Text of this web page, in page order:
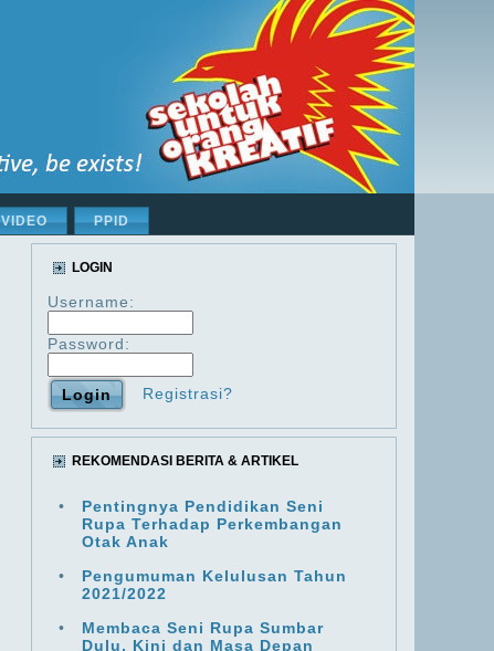
VIDEO PPID
LOGIN
Username:
Password:
Registrasi?
REKOMENDASI BERITA & ARTIKEL
•
Pentingnya Pendidikan Seni
Rupa Terhadap Perkembangan
Otak Anak
•
Pengumuman Kelulusan Tahun
2021/2022
•
Membaca Seni Rupa Sumbar
Dulu, Kini dan Masa Depan